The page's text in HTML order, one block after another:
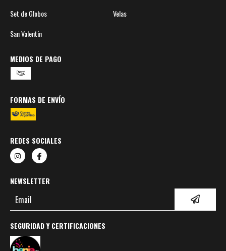
Set de Globos
Velas
San Valentin
MEDIOS DE PAGO
FORMAS DE ENVÍO
REDES SOCIALES
NEWSLETTER
SEGURIDAD Y CERTIFICACIONES